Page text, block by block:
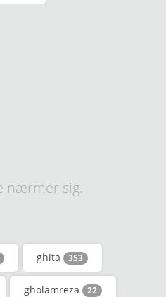
nærmer sig.
ghita 353
gholamreza 22